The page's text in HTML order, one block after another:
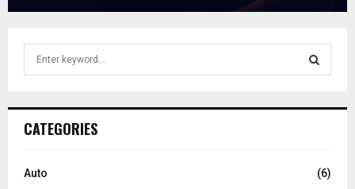
h
o
CATEGORIES
Auto
(6)